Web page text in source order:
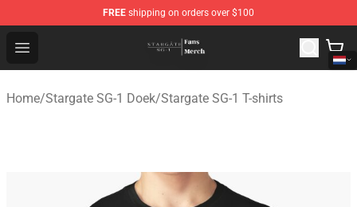
FREE shipping on orders over $100
Open menu
Stargate SG-1 Store - Official Stargate SG-1
Home/Stargate SG-1 Doek/Stargate SG-1 T-shirts